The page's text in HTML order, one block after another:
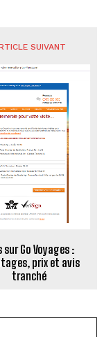
SUIVANT
sur Go Voyages :
prix et avis
tranché